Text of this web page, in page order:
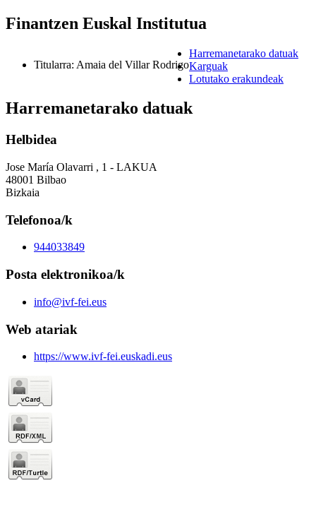
Finantzen Euskal Institutua
Titularra: Amaia del Villar Rodrigo
Harremanetarako datuak
Karguak
Lotutako erakundeak
Harremanetarako datuak
Helbidea
Jose María Olavarri , 1 - LAKUA
48001 Bilbao
Bizkaia
Telefonoa/k
944033849
Posta elektronikoa/k
info@ivf-fei.eus
Web atariak
https://www.ivf-fei.euskadi.eus